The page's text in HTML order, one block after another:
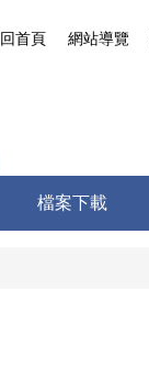
檔案下載
回首頁 網站導覽